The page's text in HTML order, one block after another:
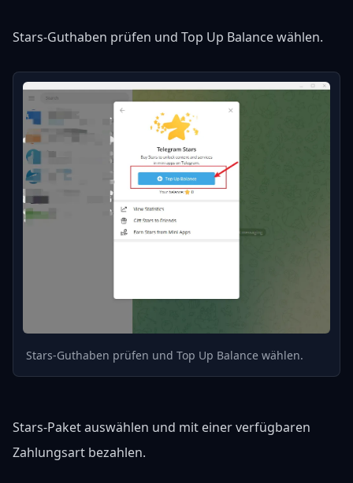
Stars-Guthaben prüfen und Top Up Balance wählen.
Stars-Guthaben prüfen und Top Up Balance wählen.
Stars-Paket auswählen und mit einer verfügbaren
Zahlungsart bezahlen.